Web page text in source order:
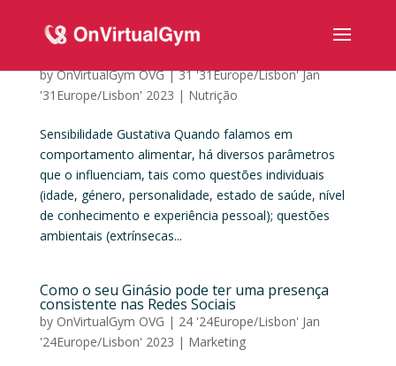
byOnVirtualGym OVG|31 '31Europe/Lisbon' Jan
'31Europe/Lisbon' 2023 | Nutrição
Sensibilidade Gustativa Quando falamos em
comportamento alimentar, há diversos parâmetros
que o influenciam, tais como questões individuais
(idade, género, personalidade, estado de saúde, nível
de conhecimento e experiência pessoal); questões
ambientais (extrínsecas...
Como o seu Ginásio pode ter uma presença
consistente nas Redes Sociais
by OnVirtualGym OVG | 24 '24Europe/Lisbon' Jan
'24Europe/Lisbon' 2023 | Marketing